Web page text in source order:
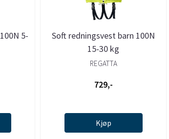
5-
Soft redningsvest barn 100N
15-30 kg
REGATTA
729,-
Kjøp